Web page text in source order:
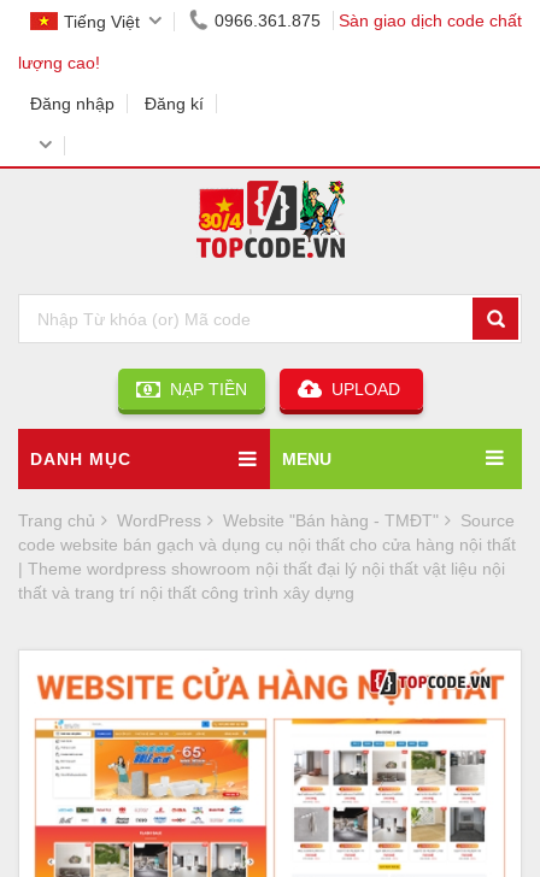
Tiếng Việt 0966.361.875 Sàn giao dịch code chất
lượng cao!
Đăng nhập Đăng kí
NẠP TIỀN UPLOAD
DANH MỤC MENU
Trang chủ WordPress Website "Bán hàng - TMĐT"
Source
code website bán gạch và dụng cụ nội thất cho cửa hàng nội thất
| Theme wordpress showroom nội thất đại lý nội thất vật liệu nội
thất và trang trí nội thất công trình xây dựng